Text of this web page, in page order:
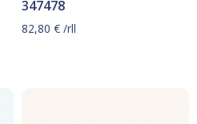
347478
82,80 € /rll